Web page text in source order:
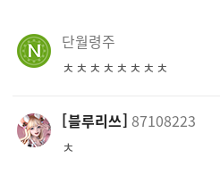
단월령주
ㅊㅊㅊㅊㅊㅊㅊㅊ
블루리쓰 87108223
ㅊ